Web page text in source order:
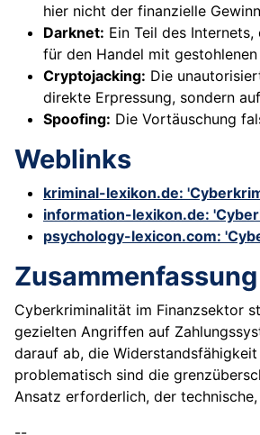
hier nicht der finanzielle
Darknet: Ein Teil des
für den Handel mit
Cryptojacking: Die
direkte Erpressung, sondern
Spoofing: Die Vortäuschung
Weblinks
kriminal-lexikon.de:
information-lexikon.de:
psychology-lexicon.com:
Zusammenfassung
Cyberkriminalität im Finanzsektor
gezielten Angriffen auf
darauf ab, die
problematisch sind die
Ansatz erforderlich, der